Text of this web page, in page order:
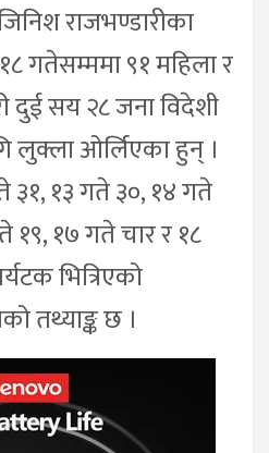
राजभण्डारीका
गतेसम्ममा ९१ महिला र
सय २८ जना विदेशी
लुक्ला ओर्लिएका हुन् ।
३१, १३ गते ३०, १४ गते
१९, १७ गते चार र १८
भित्रिएको
तथ्याङ्क छ ।